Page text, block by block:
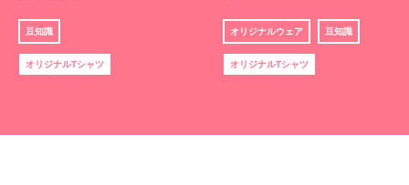
豆知識
オリジナルTシャツ
オリジナルウェア 豆知識
オリジナルTシャツ